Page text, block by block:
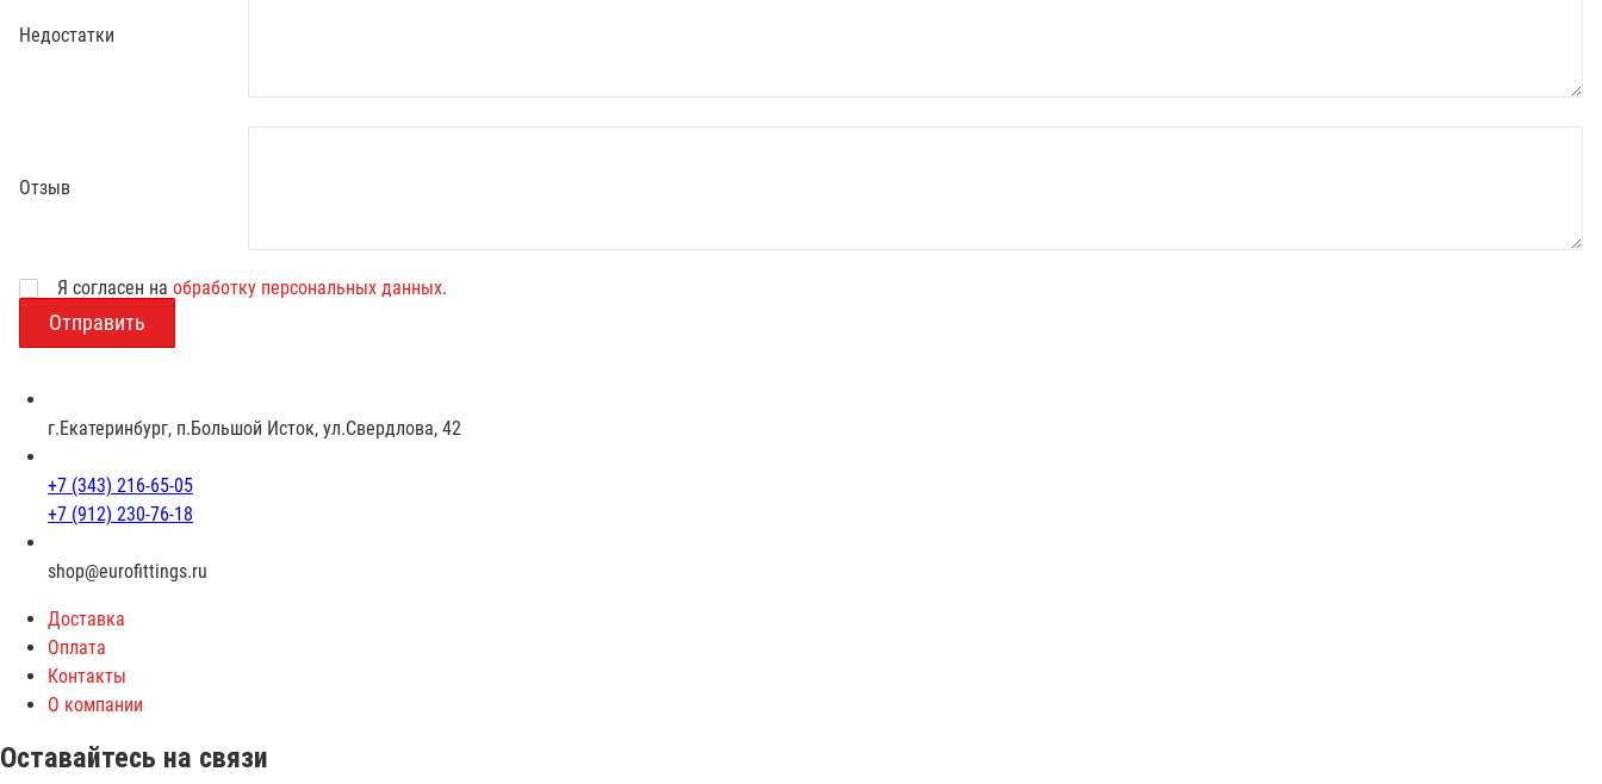
Недостатки
Отзыв
ВозрастЯ согласен на обработку персональных данных.
г.Екатеринбург, п.Большой Исток, ул.Свердлова, 42
+7 (343) 216-65-05
+7 (912) 230-76-18
shop@eurofittings.ru
Доставка
Оплата
Контакты
О компании
Оставайтесь на связи